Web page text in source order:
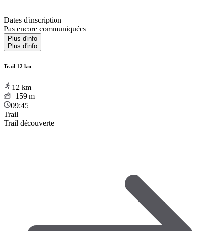
Dates d'inscription
Pas encore communiquées
Plus d'info
Plus d'info
Trail 12 km
12 km
+159 m
09:45
Trail
Trail découverte